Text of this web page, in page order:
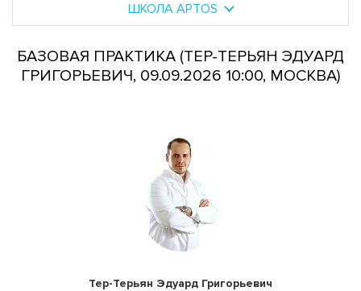
ШКОЛА APTOS
БАЗОВАЯ ПРАКТИКА (ТЕР-ТЕРЬЯН ЭДУАРД
ГРИГОРЬЕВИЧ, 09.09.2026 10:00, МОСКВА)
Тер-Терьян Эдуард Григорьевич